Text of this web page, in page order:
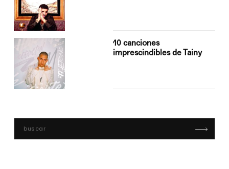
10 canciones
imprescindibles de Tainy